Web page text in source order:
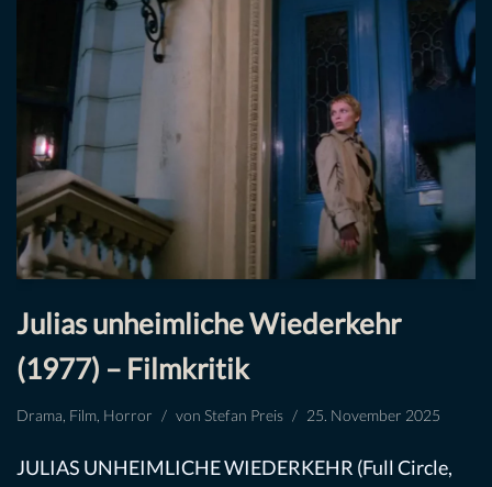
Julias unheimliche Wiederkehr
(1977) – Filmkritik
Drama, Film, Horror von Stefan Preis 25. November 2025
JULIAS UNHEIMLICHE WIEDERKEHR (Full Circle,